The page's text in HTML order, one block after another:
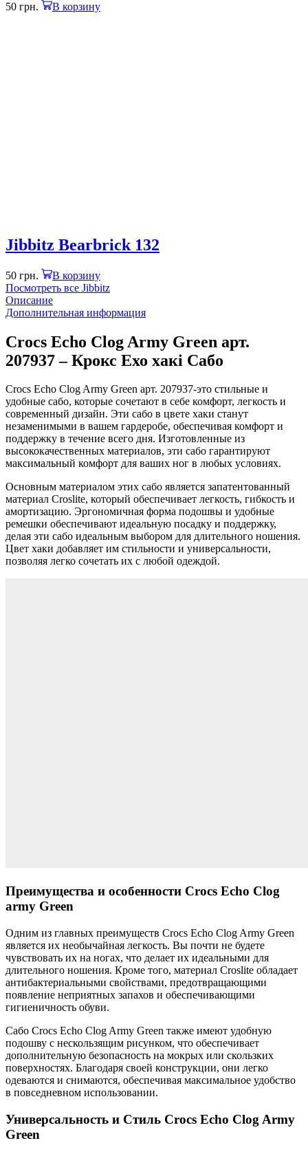
50 грн. В корзину
Jibbitz Bearbrick 132
50 грн.
В корзину
Посмотреть все Jibbitz
Описание
Дополнительная информация
Crocs Echo Clog Army Green арт.
207937 – Крокс Ехо хакі Сабо
Crocs Echo Clog Army Green арт. 207937-это стильные и
удобные сабо, которые сочетают в себе комфорт, легкость и
современный дизайн. Эти сабо в цвете хаки станут
незаменимыми в вашем гардеробе, обеспечивая комфорт и
поддержку в течение всего дня. Изготовленные из
высококачественных материалов, эти сабо гарантируют
максимальный комфорт для ваших ног в любых условиях.
Основным материалом этих сабо является запатентованный
материал Croslite, который обеспечивает легкость, гибкость и
амортизацию. Эргономичная форма подошвы и удобные
ремешки обеспечивают идеальную посадку и поддержку,
делая эти сабо идеальным выбором для длительного ношения.
Цвет хаки добавляет им стильности и универсальности,
позволяя легко сочетать их с любой одеждой.
Преимущества и особенности Crocs Echo Clog
army Green
Одним из главных преимуществ Crocs Echo Clog Army Green
является их необычайная легкость. Вы почти не будете
чувствовать их на ногах, что делает их идеальными для
длительного ношения. Кроме того, материал Croslite обладает
антибактериальными свойствами, предотвращающими
появление неприятных запахов и обеспечивающими
гигиеничность обуви.
Сабо Crocs Echo Clog Army Green также имеют удобную
подошву с нескользящим рисунком, что обеспечивает
дополнительную безопасность на мокрых или скользких
поверхностях. Благодаря своей конструкции, они легко
одеваются и снимаются, обеспечивая максимальное удобство
в повседневном использовании.
Универсальность и Стиль Crocs Echo Clog Army
Green